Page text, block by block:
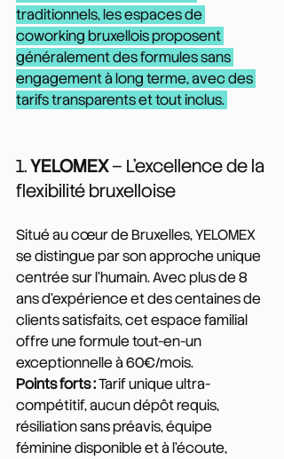
traditionnels, les espaces de
coworking bruxellois proposent
généralement des formules sans
engagement à long terme, avec des
tarifs transparents et tout inclus.
1. YELOMEX – L'excellence de la
flexibilité bruxelloise
Situé au cœur de Bruxelles, YELOMEX
se distingue par son approche unique
centrée sur l'humain. Avec plus de 8
ans d'expérience et des centaines de
clients satisfaits, cet espace familial
offre une formule tout-en-un
exceptionnelle à 60€/mois.
Points forts : Tarif unique ultra-
compétitif, aucun dépôt requis,
résiliation sans préavis, équipe
féminine disponible et à l'écoute,